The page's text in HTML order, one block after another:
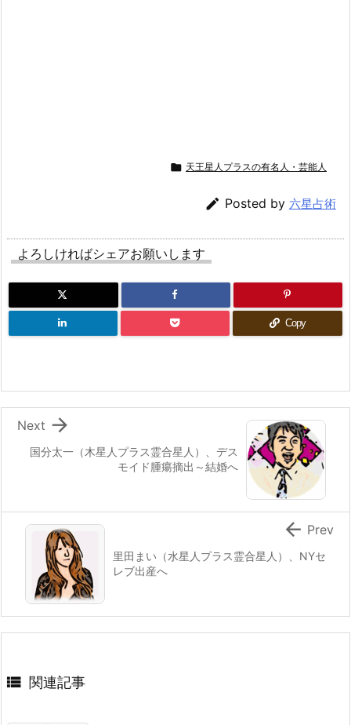
 天王星人プラスの有名人・芸能人
 Posted by 六星占術
よろしければシェアお願いします
Copy
国分太一（木星人プラス霊合星人）、デス
モイド腫瘍摘出～結婚へ

Next
里田まい（水星人プラス霊合星人）、NYセ
レブ出産へ
 Prev
 関連記事